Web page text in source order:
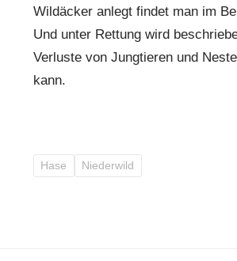
Wildäcker anlegt findet man im
Und unter Rettung wird
Verluste von Jungtieren und
kann.
Hase Niederwild